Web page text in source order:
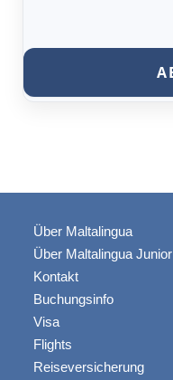
Über Maltalingua
Über Maltalingua Junior
Kontakt
Buchungsinfo
Visa
Flights
Reiseversicherung